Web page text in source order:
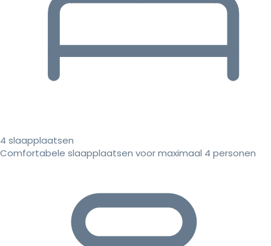
4 slaapplaatsen
Comfortabele slaapplaatsen voor maximaal 4 personen